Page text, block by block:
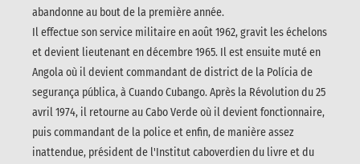
abandonne au bout de la première année.
Il effectue son service militaire en août 1962, gravit les échelons
et devient lieutenant en décembre 1965. Il est ensuite muté en
Angola où il devient commandant de district de la Polícia de
segurança pública, à Cuando Cubango. Après la Révolution du 25
avril 1974, il retourne au Cabo Verde où il devient fonctionnaire,
puis commandant de la police et enfin, de manière assez
inattendue, président de l'Institut caboverdien du livre et du